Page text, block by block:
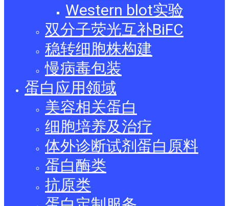
Western blot实验
双分子荧光互补BiFC
稳转细胞株构建
慢病毒包装
蛋白应用领域
美容相关蛋白
细胞培养及治疗
体外诊断试剂蛋白原料
蛋白酶类
抗原类